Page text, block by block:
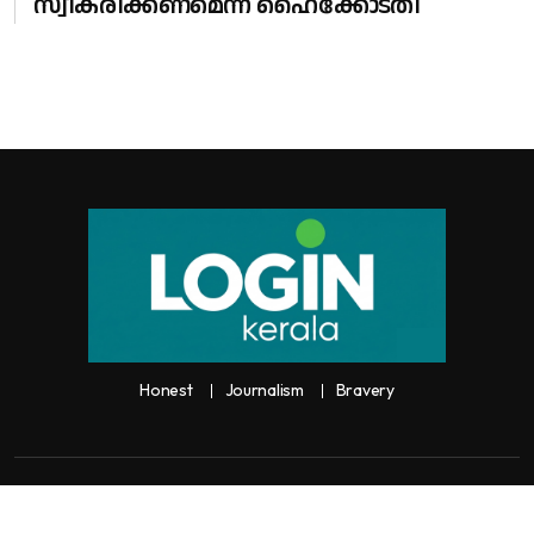
Honest Journalism Bravery